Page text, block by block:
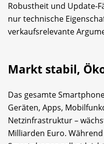
Robustheit und Update-
nur technische
verkaufsrelevante
Markt stabil,
Das gesamte
Geräten, Apps,
Netzinfrastruktur –
Milliarden Euro.